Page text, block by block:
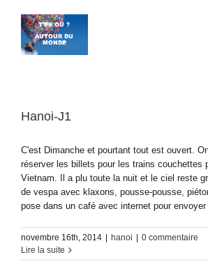
contenu
Hanoi-J1
C'est Dimanche et pourtant tout est ouvert.
réserver les billets pour les trains couchettes
Vietnam. Il a plu toute la nuit et le ciel reste
de vespa avec klaxons, pousse-pousse,
pose dans un café avec internet pour
novembre 16th, 2014 hanoi
0 commentaire
Lire la suite